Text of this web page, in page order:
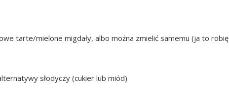
tarte/mielone migdały, albo można zmielić samemu (ja to robię
słodyczy (cukier lub miód)